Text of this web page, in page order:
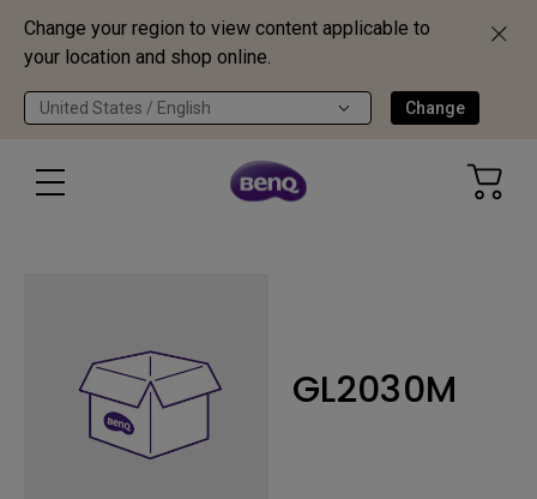
Change your region to view content applicable to
your location and shop online.
United States / English Change
GL2030M